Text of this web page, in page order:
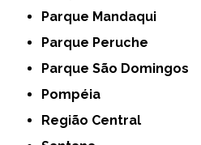
Parque Mandaqui
Parque Peruche
Parque São Domingos
Pompéia
Região Central